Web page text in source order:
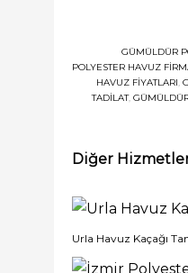
GÜMÜLDÜR
POLYESTER HAVUZ
HAVUZ FIYATLARI,
TADILAT,
Diğer
Urla Havuz Kaçağı